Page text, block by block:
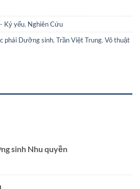
Kỷ yếu, Nghiên Cứu
phái Dưỡng sinh, Trần Việt Trung, Võ thuật
sinh Nhu quyền